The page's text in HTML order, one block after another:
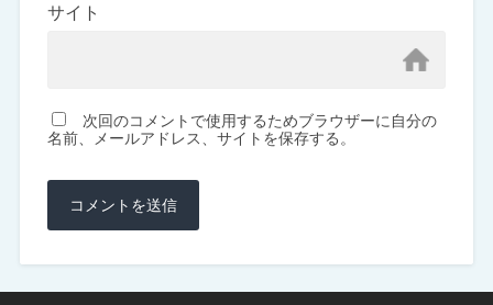
サイト
次回のコメントで使用するためブラウザーに自分の
名前、メールアドレス、サイトを保存する。